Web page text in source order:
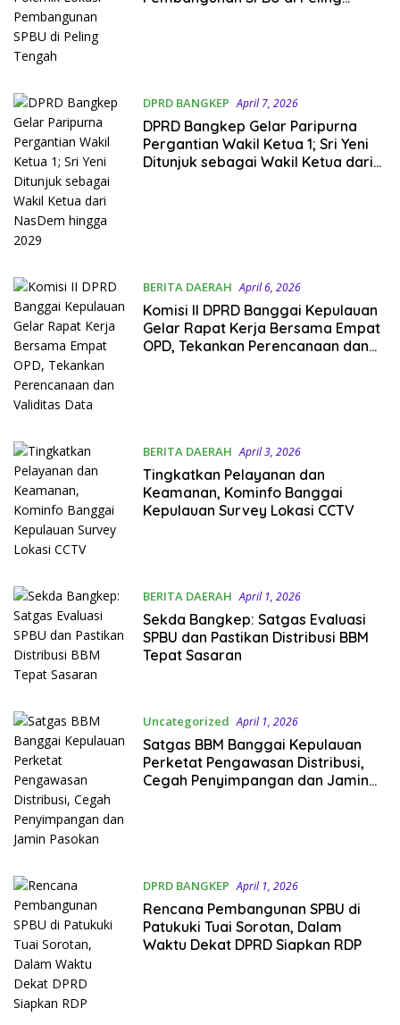
DPRD BANGKEP April 7, 2026
DPRD Bangkep Gelar Paripurna
Pergantian Wakil Ketua 1; Sri Yeni
Ditunjuk sebagai Wakil Ketua dari
BERITA DAERAH April 6, 2026
Komisi II DPRD Banggai Kepulauan
Gelar Rapat Kerja Bersama Empat
OPD, Tekankan Perencanaan dan
BERITA DAERAH April 3, 2026
Tingkatkan Pelayanan dan
Keamanan, Kominfo Banggai
Kepulauan Survey Lokasi CCTV
BERITA DAERAH April 1, 2026
Sekda Bangkep: Satgas Evaluasi
SPBU dan Pastikan Distribusi BBM
Tepat Sasaran
Uncategorized April 1, 2026
Satgas BBM Banggai Kepulauan
Perketat Pengawasan Distribusi,
Cegah Penyimpangan dan Jamin
DPRD BANGKEP April 1, 2026
Rencana Pembangunan SPBU di
Patukuki Tuai Sorotan, Dalam
Waktu Dekat DPRD Siapkan RDP